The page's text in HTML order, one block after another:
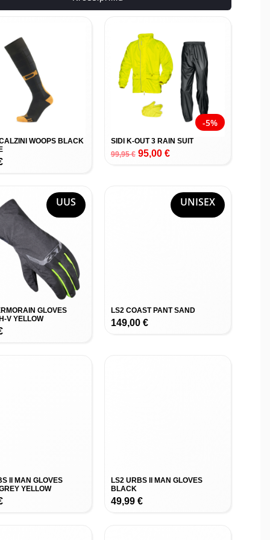
WOOPS BLACK
-5%
SIDI K-OUT 3 RAIN SUIT
99,95€ 95,00 €
UUS
GLOVES
V YELLOW
UNISEX
LS2 COAST PANT SAND
149,00 €
II MAN GLOVES
YELLOW
LS2 URBS II MAN GLOVES
BLACK
49,99 €